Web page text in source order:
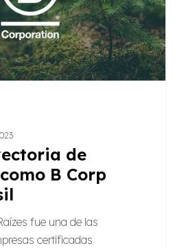
de
B Corp
fue una de las
certificadas